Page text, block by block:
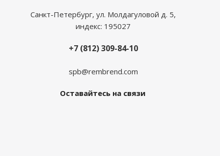
Санкт-Петербург, ул. Молдагуловой д. 5,
индекс: 195027
+7 (812) 309-84-10
spb@rembrend.com
Оставайтесь на связи